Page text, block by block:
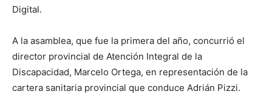
Digital.
A la asamblea, que fue la primera del año, concurrió el
director provincial de Atención Integral de la
Discapacidad, Marcelo Ortega, en representación de la
cartera sanitaria provincial que conduce Adrián Pizzi.